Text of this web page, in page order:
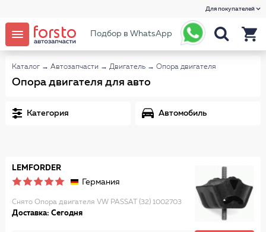
Для покупателей
Подбор в WhatsApp
Каталог → Автозапчасти → Двигатель → Опора двигателя
Опора двигателя для авто
Категория Автомобиль
LEMFORDER
Германия
Снято Опора двигателя VW PASSAT (32) 1002703
Доставка: Сегодня